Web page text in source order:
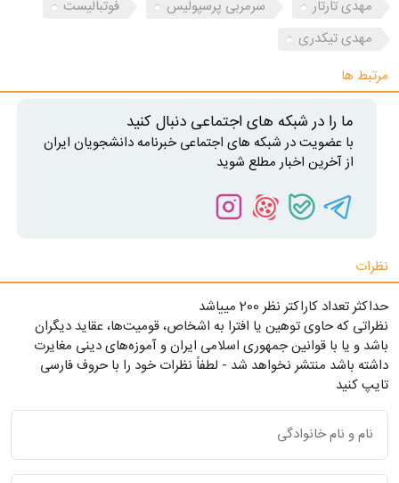
مهدی تارتار سرمربی پرسپولیس
فوتبالیست
مهدی تیکدری
مرتبط ها
ما را در شبکه های اجتماعی دنبال کنید
با عضویت در شبکه های اجتماعی خبرنامه دانشجویان ایران
از آخرین اخبار مطلع شوید
نظرات
حداکثر تعداد کاراکتر نظر 200 ميياشد
نظراتی که حاوی توهین یا افترا به اشخاص، قومیت‌ها، عقاید دیگران
باشد و یا با قوانین جمهوری اسلامی ایران و آموزه‌های دینی مغایرت
داشته باشد منتشر نخواهد شد - لطفاً نظرات خود را با حروف فارسی
تایپ کنید